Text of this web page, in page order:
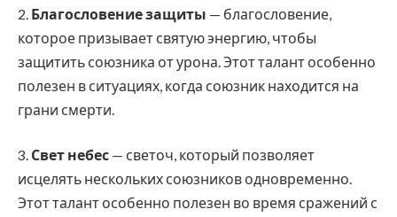
2. Благословение защиты — благословение,
которое призывает святую энергию, чтобы
защитить союзника от урона. Этот талант особенно
полезен в ситуациях, когда союзник находится на
грани смерти.
3. Свет небес — светоч, который позволяет
исцелять нескольких союзников одновременно.
Этот талант особенно полезен во время сражений с